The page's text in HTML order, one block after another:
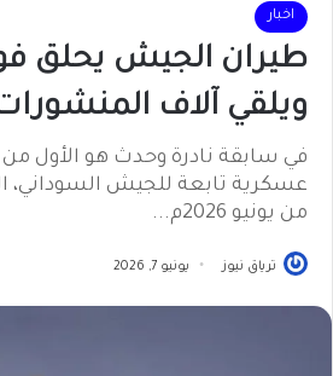
اخبار
طيران الجيش يحلق
ويلقي آلاف
في سابقة نادرة وحدث هو الأول من
عسكرية تابعة للجيش السوداني،
من يونيو 2026م...
ترياق نيوز يونيو 7, 2026